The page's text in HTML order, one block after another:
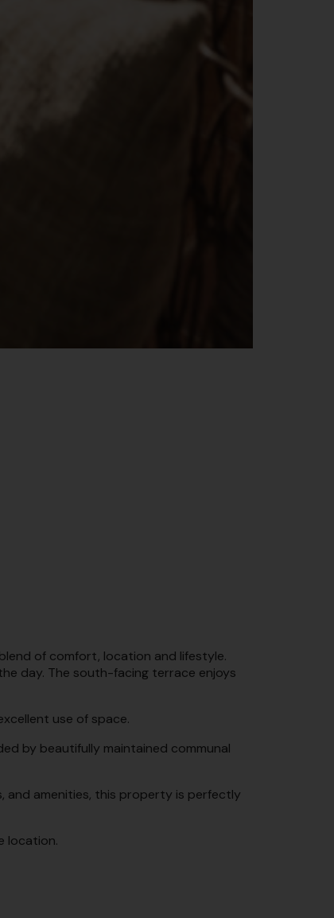
of comfort, location and lifestyle.
day. The south-facing terrace enjoys
use of space.
by beautifully maintained communal
and amenities, this property is perfectly
location.